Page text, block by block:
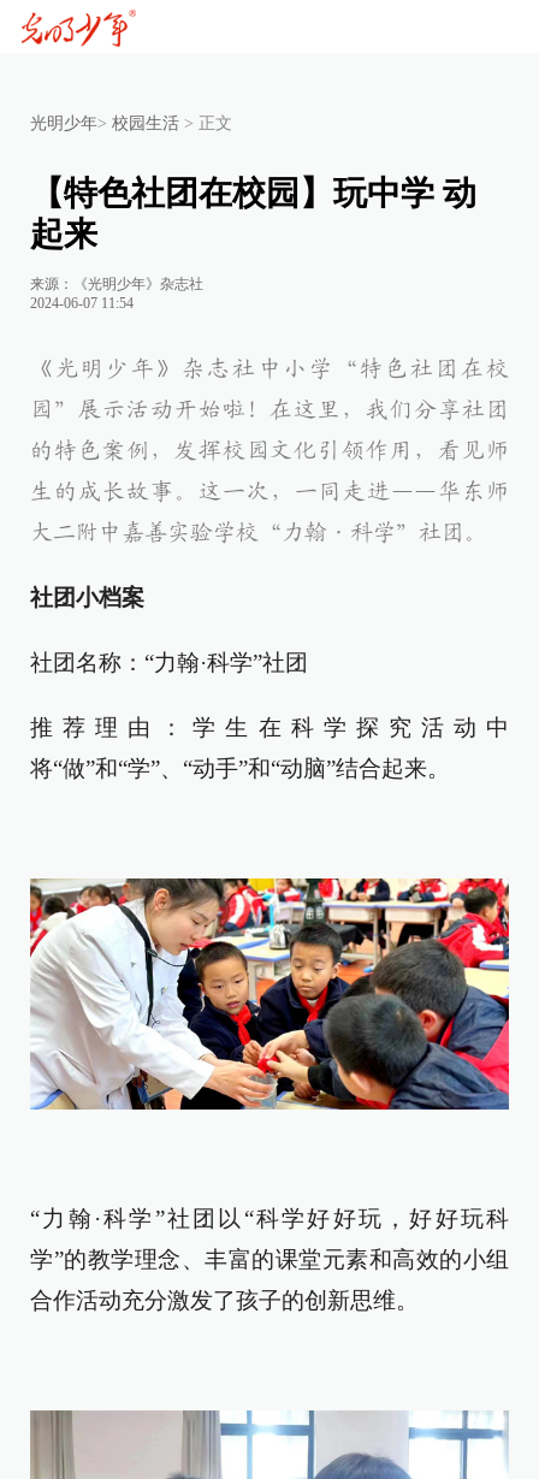
光明少年> 校园生活 > 正文
【特色社团在校园】玩中学 动
起来
来源：《光明少年》杂志社
2024-06-07 11:54
《光明少年》杂志社中小学“特色社团在校
园”展示活动开始啦！在这里，我们分享社团
的特色案例，发挥校园文化引领作用，看见师
生的成长故事。这一次，一同走进——华东师
大二附中嘉善实验学校“力翰·科学”社团。
社团小档案
社团名称：“力翰·科学”社团
推荐理由：学生在科学探究活动中
将“做”和“学”、“动手”和“动脑”结合起来。
“力翰·科学”社团以“科学好好玩，好好玩科
学”的教学理念、丰富的课堂元素和高效的小组
合作活动充分激发了孩子的创新思维。